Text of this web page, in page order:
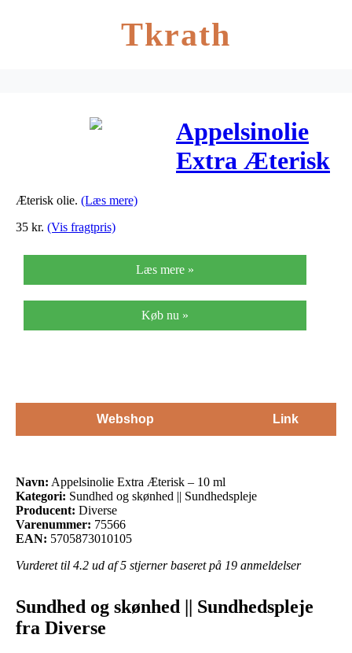
Tkrath
Appelsinolie
Extra Æterisk
Æterisk olie. (Læs mere)
35 kr. (Vis fragtpris)
Læs mere »
Køb nu »
Webshop Link
Navn: Appelsinolie Extra Æterisk – 10 ml
Kategori: Sundhed og skønhed || Sundhedspleje
Producent: Diverse
Varenummer: 75566
EAN: 5705873010105
Vurderet til 4.2 ud af 5 stjerner baseret på 19 anmeldelser
Sundhed og skønhed || Sundhedspleje
fra Diverse